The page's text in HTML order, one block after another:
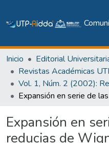
Inicio
Revistas Académicas
Expansión en
reducias de